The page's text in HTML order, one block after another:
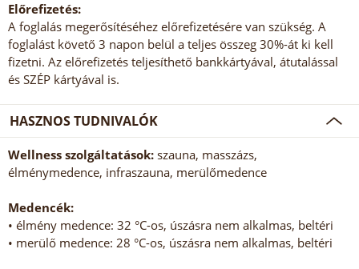
Előrefizetés:
A foglalás megerősítéséhez előrefizetésére van szükség. A
foglalást követő 3 napon belül a teljes összeg 30%-át ki kell
fizetni. Az előrefizetés teljesíthető bankkártyával, átutalással
és SZÉP kártyával is.
HASZNOS TUDNIVALÓK
Wellness szolgáltatások: szauna, masszázs,
élménymedence, infraszauna, merülőmedence
Medencék:
• élmény medence: 32 °C-os, úszásra nem alkalmas, beltéri
• merülő medence: 28 °C-os, úszásra nem alkalmas, beltéri